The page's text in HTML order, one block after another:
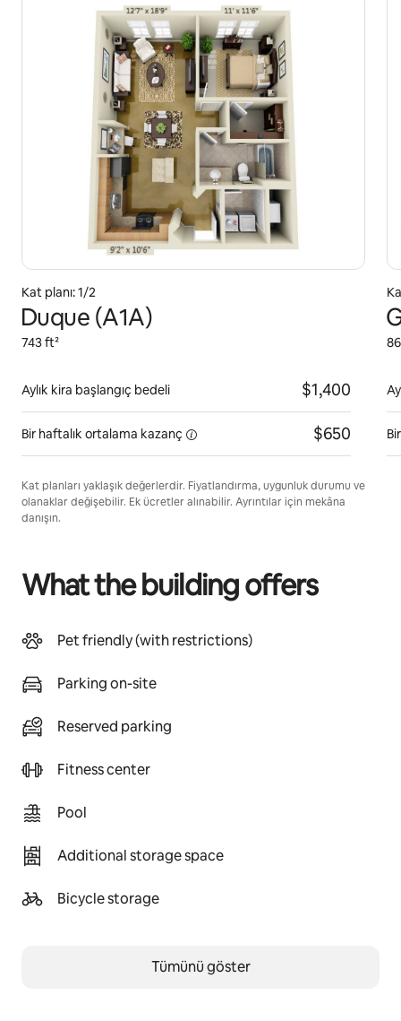
Kat planı: 1/2
Duque (A1A)
743 ft²
Aylık kira başlangıç bedeli $1,400
Bir haftalık ortalama kazanç $650
Kat planları yaklaşık değerlerdir. Fiyatlandırma, uygunluk durumu ve
olanaklar değişebilir. Ek ücretler alınabilir. Ayrıntılar için mekâna
danışın.
What the building offers
Pet friendly (with restrictions)
Parking on-site
Reserved parking
Fitness center
Pool
Additional storage space
Bicycle storage
Tümünü göster